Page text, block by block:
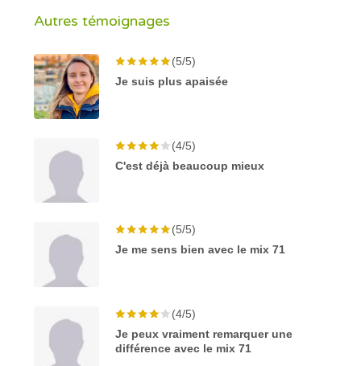
Autres témoignages
(5/5)
Je suis plus apaisée
(4/5)
C'est déjà beaucoup mieux
(5/5)
Je me sens bien avec le mix 71
(4/5)
Je peux vraiment remarquer une
différence avec le mix 71